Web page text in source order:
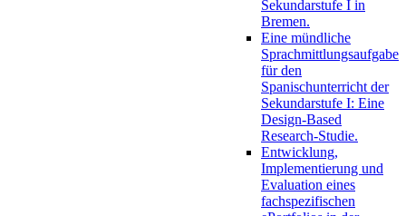
Sekundarstufe I in
Bremen.
Eine mündliche
Sprachmittlungsaufgabe
für den
Spanischunterricht der
Sekundarstufe I: Eine
Design-Based
Research-Studie.
Entwicklung,
Implementierung und
Evaluation eines
fachspezifischen